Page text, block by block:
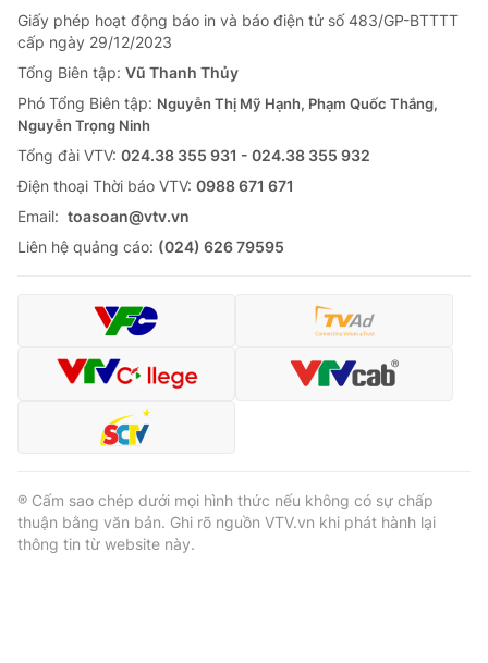
Giấy phép hoạt động báo in và báo điện tử số 483/GP-BTTTT
cấp ngày 29/12/2023
Tổng Biên tập: Vũ Thanh Thủy
Phó Tổng Biên tập: Nguyễn Thị Mỹ Hạnh, Phạm Quốc Thắng,
Nguyễn Trọng Ninh
Tổng đài VTV: 024.38 355 931 - 024.38 355 932
Ðiện thoại Thời báo VTV: 0988 671 671
Email: toasoan@vtv.vn
Liên hệ quảng cáo: (024) 626 79595
® Cấm sao chép dưới mọi hình thức nếu không có sự chấp
thuận bằng văn bản. Ghi rõ nguồn VTV.vn khi phát hành lại
thông tin từ website này.